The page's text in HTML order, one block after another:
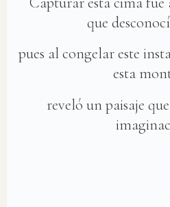
que
pues al congelar este
esta
reveló un paisaje